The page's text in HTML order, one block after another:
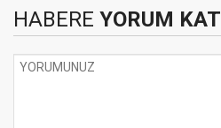
HABERE YORUM KAT